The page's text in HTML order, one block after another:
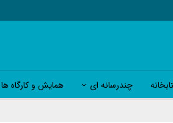
چندرسانه ای همایش و کارگاه ها